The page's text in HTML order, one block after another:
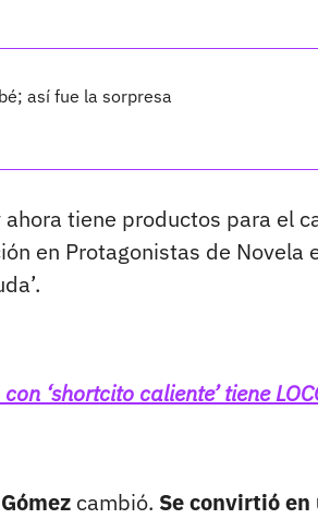
así fue la sorpresa
tiene productos para el
en Protagonistas de Novela
‘shortcito caliente’ tiene
cambió. Se convirtió